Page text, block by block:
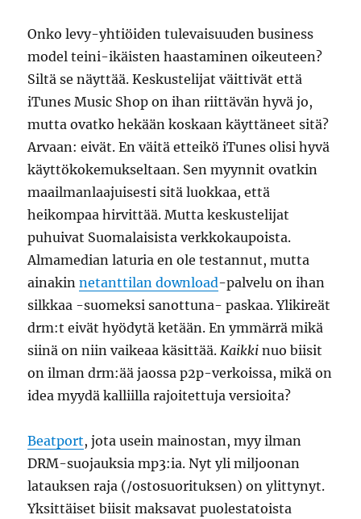
Onko levy-yhtiöiden tulevaisuuden business
model teini-ikäisten haastaminen oikeuteen?
Siltä se näyttää. Keskustelijat väittivät että
iTunes Music Shop on ihan riittävän hyvä jo,
mutta ovatko hekään koskaan käyttäneet sitä?
Arvaan: eivät. En väitä etteikö iTunes olisi hyvä
käyttökokemukseltaan. Sen myynnit ovatkin
maailmanlaajuisesti sitä luokkaa, että
heikompaa hirvittää. Mutta keskustelijat
puhuivat Suomalaisista verkkokaupoista.
Almamedian laturia en ole testannut, mutta
ainakinnetanttilan download-palvelu on ihan
silkkaa -suomeksi sanottuna- paskaa. Ylikireät
drm:t eivät hyödytä ketään. En ymmärrä mikä
siinä on niin vaikeaa käsittää.Kaikki nuo biisit
on ilman drm:ää jaossa p2p-verkoissa, mikä on
idea myydä kalliilla rajoitettuja versioita?
Beatport, jota usein mainostan, myy ilman
DRM-suojauksia mp3:ia. Nyt yli miljoonan
latauksen raja (/ostosuorituksen) on ylittynyt.
Yksittäiset biisit maksavat puolestatoista